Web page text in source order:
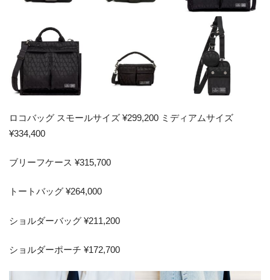
ロコバッグ スモールサイズ ¥299,200 ミディアムサイズ
¥334,400
ブリーフケース ¥315,700
トートバッグ ¥264,000
ショルダーバッグ ¥211,200
ショルダーポーチ ¥172,700